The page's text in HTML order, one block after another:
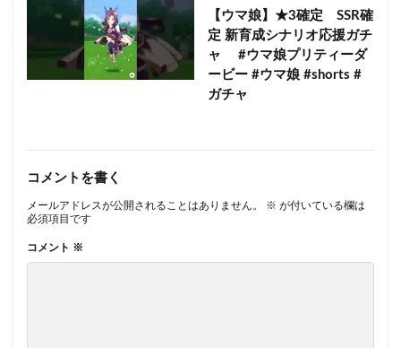
【ウマ娘】★3確定 SSR確
定 新育成シナリオ応援ガチ
ャ #ウマ娘プリティーダ
ービー #ウマ娘 #shorts #
ガチャ
コメントを書く
メールアドレスが公開されることはありません。 ※ が付いている欄は
必須項目です
コメント ※